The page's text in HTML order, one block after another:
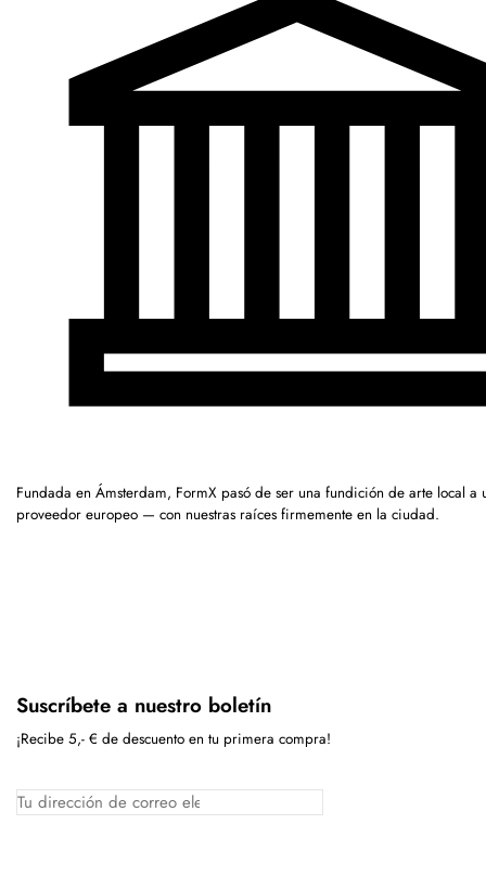
Fundada en Ámsterdam, FormX pasó de ser una fundición de arte local a
proveedor europeo — con nuestras raíces firmemente en la ciudad.
Suscríbete a nuestro boletín
¡Recibe 5,- € de descuento en tu primera compra!